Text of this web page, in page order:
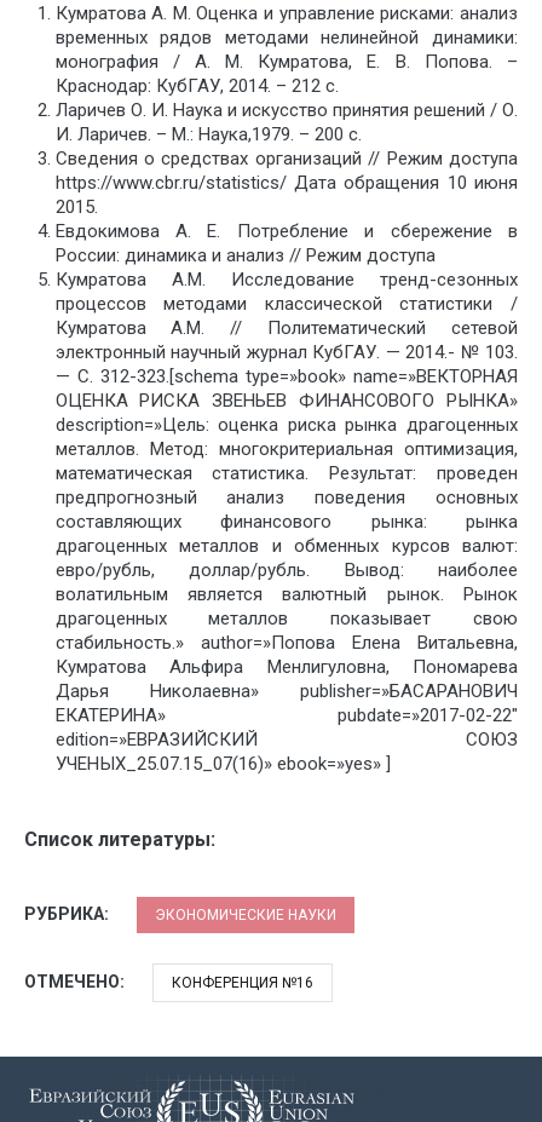
Кумратова А. М. Оценка и управление рисками: анализ
временных рядов методами нелинейной динамики:
монография / А. М. Кумратова, Е. В. Попова. –
Краснодар: КубГАУ, 2014. – 212 с.
Ларичев О. И. Наука и искусство принятия решений / О.
И. Ларичев. – М.: Наука,1979. – 200 с.
Сведения о средствах организаций // Режим доступа
https://www.cbr.ru/statistics/ Дата обращения 10 июня
2015.
Евдокимова А. Е. Потребление и сбережение в
России: динамика и анализ // Режим доступа
Кумратова А.М. Исследование тренд-сезонных
процессов методами классической статистики /
Кумратова А.М. // Политематический сетевой
электронный научный журнал КубГАУ. — 2014.- № 103.
— С. 312-323.[schema type=»book» name=»ВЕКТОРНАЯ
ОЦЕНКА РИСКА ЗВЕНЬЕВ ФИНАНСОВОГО РЫНКА»
description=»Цель: оценка риска рынка драгоценных
металлов. Метод: многокритериальная оптимизация,
математическая статистика. Результат: проведен
предпрогнозный анализ поведения основных
составляющих финансового рынка: рынка
драгоценных металлов и обменных курсов валют:
евро/рубль, доллар/рубль. Вывод: наиболее
волатильным является валютный рынок. Рынок
драгоценных металлов показывает свою
стабильность.» author=»Попова Елена Витальевна,
Кумратова Альфира Менлигуловна, Пономарева
Дарья Николаевна» publisher=»БАСАРАНОВИЧ
ЕКАТЕРИНА» pubdate=»2017-02-22″
edition=»ЕВРАЗИЙСКИЙ СОЮЗ
УЧЕНЫХ_25.07.15_07(16)» ebook=»yes» ]
Список литературы:
РУБРИКА: ЭКОНОМИЧЕСКИЕ НАУКИ
ОТМЕЧЕНО: КОНФЕРЕНЦИЯ №16